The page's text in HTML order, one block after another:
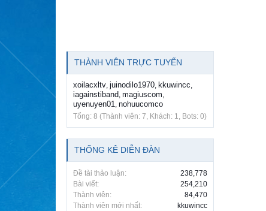
THÀNH VIÊN TRỰC TUYẾN
xoilacxltv, juinodilo1970, kkuwincc,
iagainstiband, magiuscom,
uyenuyen01, nohuucomco
Tổng: 8 (Thành viên: 7, Khách: 1, Bots: 0)
THỐNG KÊ DIỄN ĐÀN
Đề tài thảo luận:
238,778
Bài viết:
254,210
Thành viên:
84,470
Thành viên mới nhất:
kkuwincc